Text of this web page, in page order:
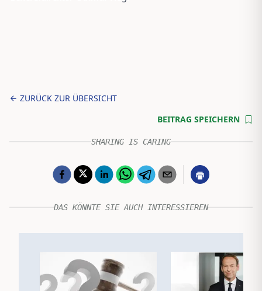
ZURÜCK ZUR ÜBERSICHT
BEITRAG SPEICHERN
SHARING IS CARING
DAS KÖNNTE SIE AUCH INTERESSIEREN